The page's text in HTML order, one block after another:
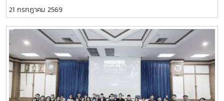
จังหวัดลำปางจำนวนจำกัด 10 กิจการ เข้าร่วมโครงการฟรีด่วน
โครงการฯได้ที่ https://forms.gle/26FkNXrJYjrYTXBWA
สอบถามเพิ่มเติม : ฝ่ายบ่มเพาะธุรกิจเทคโนโลยีและพัฒนาระบบ
นิเวศนวัตกรรม อุทยานวิทยาศาสตร์เทคโนโลยีเกษตรและอาหาร
มหาวิทยาลัยแม่โจ้ 094 636 4291 ศุภนิดา#เปลี่ยนของเหลือให้มี
มูลค่า #นวัตกรรมเกษตร #วิสาหกิจชุมชน #SMEs #เศรษฐกิจ
หมุนเวียน #เกษตรแปรรูป